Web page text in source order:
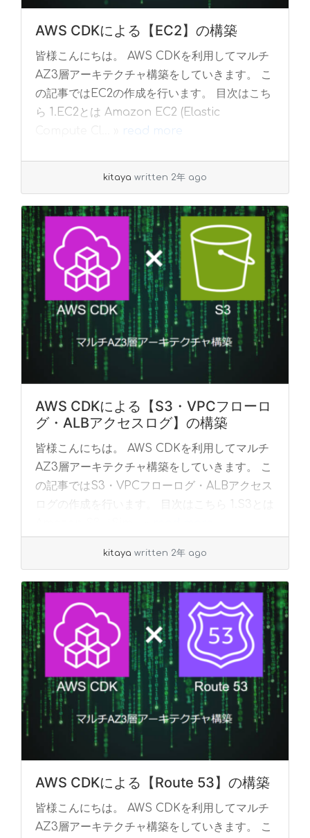
AWS CDKによる【EC2】の構築
皆様こんにちは。 AWS CDKを利用してマルチ
AZ3層アーキテクチャ構築をしていきます。 こ
の記事ではEC2の作成を行います。 目次はこち
ら 1.EC2とは Amazon EC2 (Elastic
read more
kitaya written 2年 ago
AWS CDKによる【S3・VPCフローロ
グ・ALBアクセスログ】の構築
皆様こんにちは。 AWS CDKを利用してマルチ
AZ3層アーキテクチャ構築をしていきます。 こ
の記事ではS3・VPCフローログ・ALBアクセス
ログの作成を行います。 目次はこちら 1.S3とは
kitaya written 2年 ago
AWS CDKによる【Route 53】の構築
皆様こんにちは。 AWS CDKを利用してマルチ
AZ3層アーキテクチャ構築をしていきます。 こ